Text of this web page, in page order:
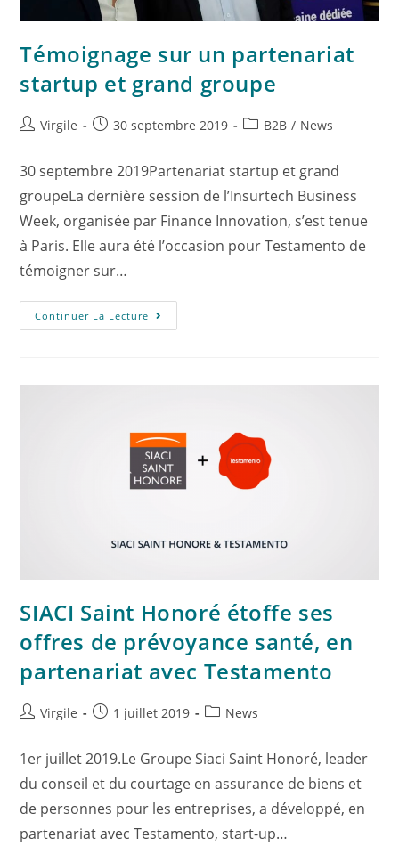
Témoignage sur un partenariat
startup et grand groupe
Virgile 30 septembre 2019 B2B / News
30 septembre 2019Partenariat startup et grand
groupeLa dernière session de l’Insurtech Business
Week, organisée par Finance Innovation, s’est tenue
à Paris. Elle aura été l’occasion pour Testamento de
témoigner sur…
Continuer La Lecture
SIACI Saint Honoré étoffe ses
offres de prévoyance santé, en
partenariat avec Testamento
Virgile 1 juillet 2019 News
1er juillet 2019.Le Groupe Siaci Saint Honoré, leader
du conseil et du courtage en assurance de biens et
de personnes pour les entreprises, a développé, en
partenariat avec Testamento, start-up…